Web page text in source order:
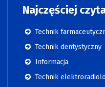
Najczęściej
Technik
Technik dentystyczny
Informacja
Technik